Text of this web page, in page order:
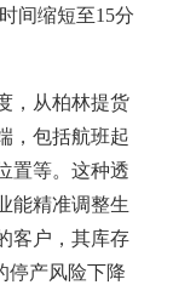
间缩短至15分
，从柏林提货
，包括航班起
置等。这种透
能精准调整生
客户，其库存
停产风险下降